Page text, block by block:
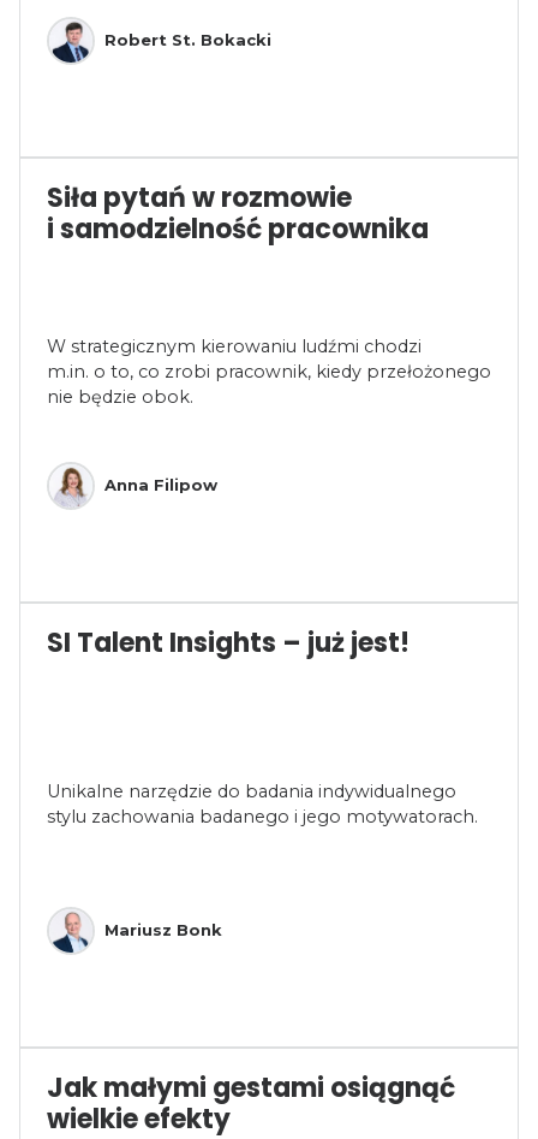
Robert St. Bokacki
Siła pytań w rozmowie
i samodzielność pracownika
W strategicznym kierowaniu ludźmi chodzi
m.in. o to, co zrobi pracownik, kiedy przełożonego
nie będzie obok.
Anna Filipow
SI Talent Insights – już jest!
Unikalne narzędzie do badania indywidualnego
stylu zachowania badanego i jego motywatorach.
Mariusz Bonk
Jak małymi gestami osiągnąć
wielkie efekty